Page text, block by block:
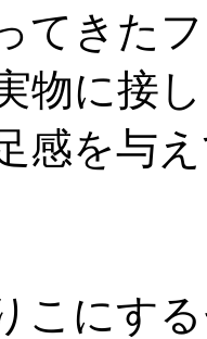
てきた
物に接
感を与
こにす